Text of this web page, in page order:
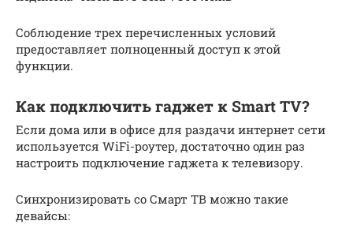
Соблюдение трех перечисленных условий
предоставляет полноценный доступ к этой
функции.
Как подключить гаджет к Smart TV?
Если дома или в офисе для раздачи интернет сети
используется WiFi-роутер, достаточно один раз
настроить подключение гаджета к телевизору.
Синхронизировать со Смарт ТВ можно такие
девайсы: